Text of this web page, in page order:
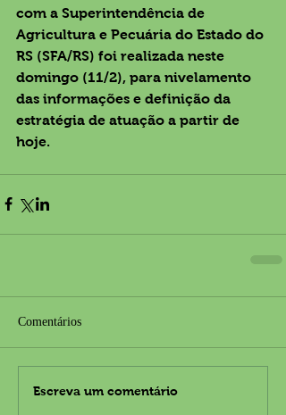
com a Superintendência de
Agricultura e Pecuária do Estado do
RS (SFA/RS) foi realizada neste
domingo (11/2), para nivelamento
das informações e definição da
estratégia de atuação a partir de
hoje.
Comentários
Escreva um comentário